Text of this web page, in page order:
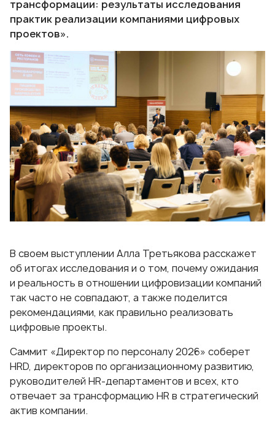
трансформации: результаты исследования
практик реализации компаниями цифровых
проектов».
В своем выступлении Алла Третьякова расскажет
об итогах исследования и о том, почему ожидания
и реальность в отношении цифровизации компаний
так часто не совпадают, а также поделится
рекомендациями, как правильно реализовать
цифровые проекты.
Саммит «Директор по персоналу 2026» соберет
HRD, директоров по организационному развитию,
руководителей HR-департаментов и всех, кто
отвечает за трансформацию HR в стратегический
актив компании.